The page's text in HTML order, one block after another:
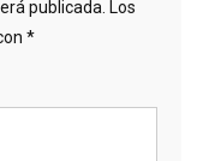
publicada. Los
*